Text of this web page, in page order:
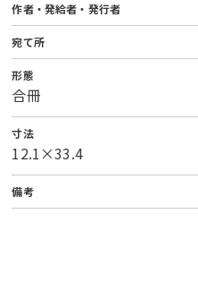
作者・発給者・発行者
宛て所
形態
合冊
寸法
12.1×33.4
備考